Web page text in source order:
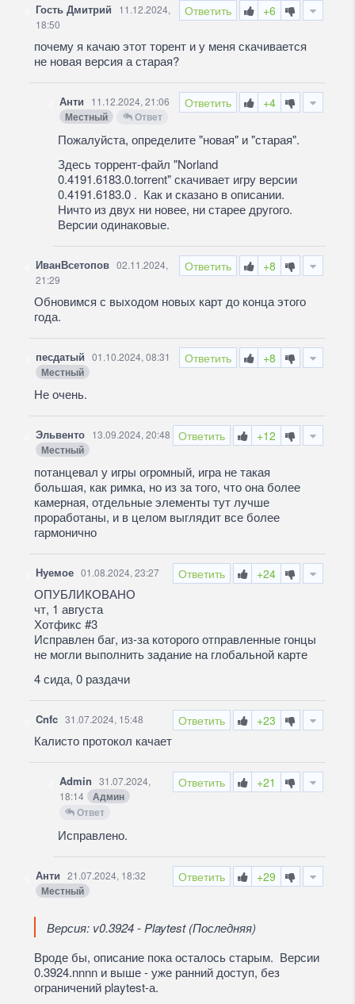
Ответить +6
Гость Дмитрий
11.12.2024,
18:50
почему я качаю этот торент и у меня скачивается
не новая версия а старая?
Ответить +4
Анти 11.12.2024, 21:06
Местный Ответ
Пожалуйста, определите "новая" и "старая".
Здесь торрент-файл "Norland
0.4191.6183.0.torrent" скачивает игру версии
0.4191.6183.0 . Как и сказано в описании.
Ничто из двух ни новее, ни старее другого.
Версии одинаковые.
Ответить +8
ИванВсетопов 02.11.2024,
21:29
Обновимся с выходом новых карт до конца этого
года.
Ответить +8
песдатый 01.10.2024, 08:31
Местный
Не очень.
Ответить +12
Эльвенто 13.09.2024, 20:48
Местный
потанцевал у игры огромный, игра не такая
большая, как римка, но из за того, что она более
камерная, отдельные элементы тут лучше
проработаны, и в целом выглядит все более
гармонично
Ответить +24
Нуемое 01.08.2024, 23:27
ОПУБЛИКОВАНО
чт, 1 августа
Хотфикс #3
Исправлен баг, из-за которого отправленные гонцы
не могли выполнить задание на глобальной карте
4 сида, 0 раздачи
Ответить +23
Cnfc 31.07.2024, 15:48
Калисто протокол качает
Ответить +21
Admin 31.07.2024,
18:14
Админ
Ответ
Исправлено.
Ответить +29
Анти 21.07.2024, 18:32
Местный
Версия: v0.3924 - Playtest (Последняя)
Вроде бы, описание пока осталось старым. Версии
0.3924.nnnn и выше - уже ранний доступ, без
ограничений playtest-а.